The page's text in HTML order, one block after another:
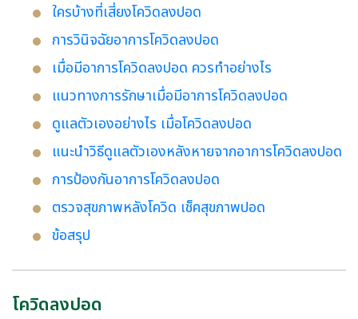
ใครบ้างที่เสี่ยงโควิดลงปอด
การวินิจฉัยอาการโควิดลงปอด
เมื่อมีอาการโควิดลงปอด ควรทำอย่างไร
แนวทางการรักษาเมื่อมีอาการโควิดลงปอด
ดูแลตัวเองอย่างไร เมื่อโควิดลงปอด
แนะนำวิธีดูแลตัวเองหลังหายจากอาการโควิดลงปอด
การป้องกันอาการโควิดลงปอด
ตรวจสุขภาพหลังโควิด เช็คสุขภาพปอด
ข้อสรุป
โควิดลงปอด